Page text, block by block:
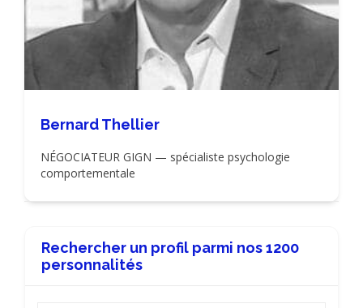
Bernard Thellier
NÉGOCIATEUR GIGN — spécialiste psychologie
comportementale
Rechercher un profil parmi nos 1200
personnalités